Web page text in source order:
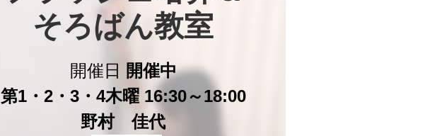
そろばん教室
開催日
開催中
第1・2・3・4木曜 16:30～18:00
野村 佳代